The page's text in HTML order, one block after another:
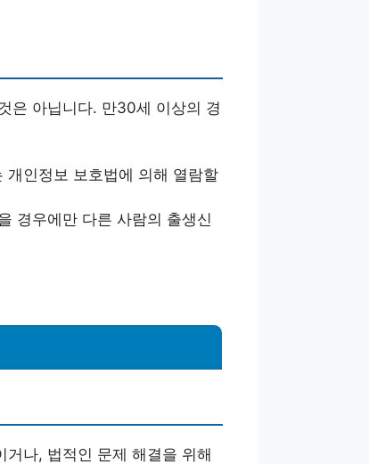
은 아닙니다. 만30세 이상의 경
개인정보 보호법에 의해 열람할
경우에만 다른 사람의 출생신
나, 법적인 문제 해결을 위해